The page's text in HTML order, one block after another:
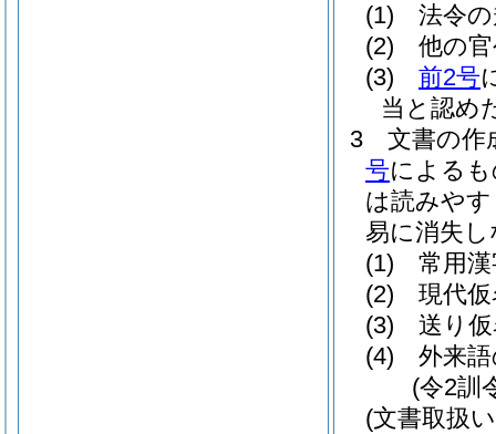
(1)
法令
(2)
他の
(3)
前2号
当と認め
3
文書の作
号による
は読みや
易に消失
(1)
常用
(2)
現代
(3)
送り
(4)
外来
(令2訓
(文書取扱